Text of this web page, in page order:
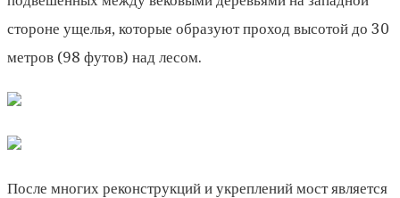
стороне ущелья, которые образуют проход высотой до 30
метров (98 футов) над лесом.
После многих реконструкций и укреплений мост является